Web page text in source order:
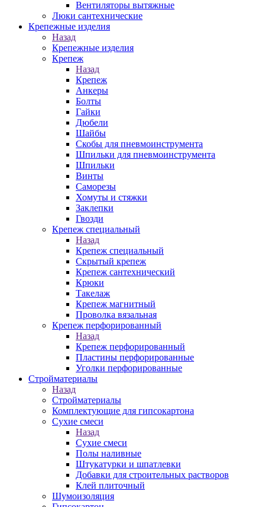
Вентиляторы вытяжные
Люки сантехнические
Крепежные изделия
Назад
Крепежные изделия
Крепеж
Назад
Крепеж
Анкеры
Болты
Гайки
Дюбели
Шайбы
Скобы для пневмоинструмента
Шпильки для пневмоинструмента
Шпильки
Винты
Саморезы
Хомуты и стяжки
Заклепки
Гвозди
Крепеж специальный
Назад
Крепеж специальный
Скрытый крепеж
Крепеж сантехнический
Крюки
Такелаж
Крепеж магнитный
Проволка вязальная
Крепеж перфорированный
Назад
Крепеж перфорированный
Пластины перфорированные
Уголки перфорированные
Стройматериалы
Назад
Стройматериалы
Комплектующие для гипсокартона
Сухие смеси
Назад
Сухие смеси
Полы наливные
Штукатурки и шпатлевки
Добавки для строительных растворов
Клей плиточный
Шумоизоляция